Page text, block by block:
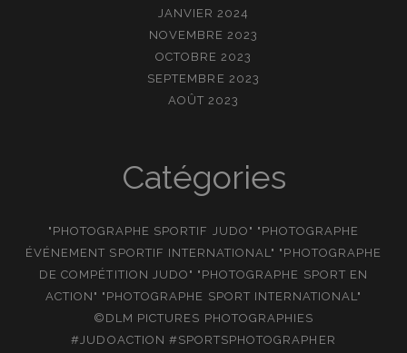
JANVIER 2024
NOVEMBRE 2023
OCTOBRE 2023
SEPTEMBRE 2023
AOÛT 2023
Catégories
"PHOTOGRAPHE SPORTIF JUDO" "PHOTOGRAPHE
ÉVÉNEMENT SPORTIF INTERNATIONAL" "PHOTOGRAPHE
DE COMPÉTITION JUDO" "PHOTOGRAPHE SPORT EN
ACTION" "PHOTOGRAPHE SPORT INTERNATIONAL"
©DLM PICTURES PHOTOGRAPHIES
#JUDOACTION #SPORTSPHOTOGRAPHER